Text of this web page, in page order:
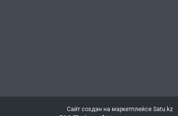
Сайт создан на маркетплейсе Satu.kz